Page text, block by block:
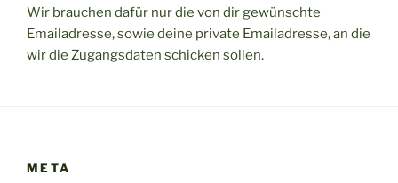
Wir brauchen dafür nur die von dir gewünschte
Emailadresse, sowie deine private Emailadresse, an die
wir die Zugangsdaten schicken sollen.
META